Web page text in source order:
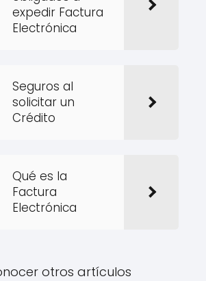
expedir Factura
Electrónica
Seguros al
solicitar un
Crédito
Qué es la
Factura
Electrónica
otros artículos